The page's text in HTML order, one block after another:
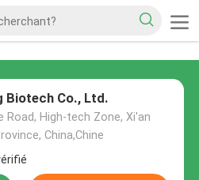
Biotech Co., Ltd.
Road, High-tech Zone, Xi'an
China,Chine